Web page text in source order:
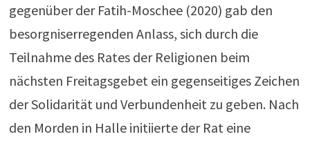
gegenüber der Fatih-Moschee (2020) gab den
besorgniserregenden Anlass, sich durch die
Teilnahme des Rates der Religionen beim
nächsten Freitagsgebet ein gegenseitiges Zeichen
der Solidarität und Verbundenheit zu geben. Nach
den Morden in Halle initiierte der Rat eine